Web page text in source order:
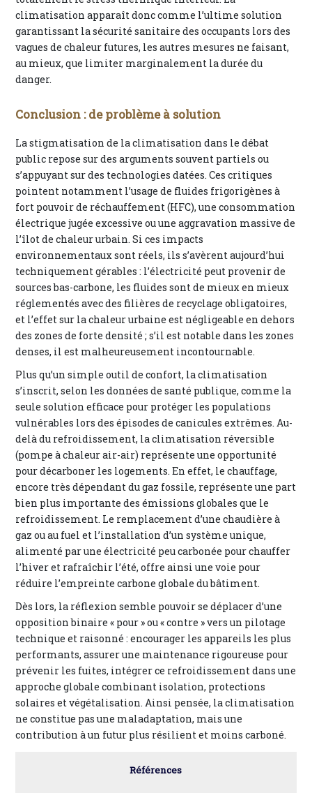
climatisation apparaît donc comme l’ultime solution
garantissant la sécurité sanitaire des occupants lors des
vagues de chaleur futures, les autres mesures ne faisant,
au mieux, que limiter marginalement la durée du
danger.
Conclusion : de problème à solution
La stigmatisation de la climatisation dans le débat
public repose sur des arguments souvent partiels ou
s’appuyant sur des technologies datées. Ces critiques
pointent notamment l’usage de fluides frigorigènes à
fort pouvoir de réchauffement (HFC), une consommation
électrique jugée excessive ou une aggravation massive de
l’îlot de chaleur urbain. Si ces impacts
environnementaux sont réels, ils s’avèrent aujourd’hui
techniquement gérables : l’électricité peut provenir de
sources bas-carbone, les fluides sont de mieux en mieux
réglementés avec des filières de recyclage obligatoires,
et l’effet sur la chaleur urbaine est négligeable en dehors
des zones de forte densité ; s’il est notable dans les zones
denses, il est malheureusement incontournable.
Plus qu’un simple outil de confort, la climatisation
s’inscrit, selon les données de santé publique, comme la
seule solution efficace pour protéger les populations
vulnérables lors des épisodes de canicules extrêmes. Au-
delà du refroidissement, la climatisation réversible
(pompe à chaleur air-air) représente une opportunité
pour décarboner les logements. En effet, le chauffage,
encore très dépendant du gaz fossile, représente une part
bien plus importante des émissions globales que le
refroidissement. Le remplacement d’une chaudière à
gaz ou au fuel et l’installation d’un système unique,
alimenté par une électricité peu carbonée pour chauffer
l’hiver et rafraîchir l’été, offre ainsi une voie pour
réduire l’empreinte carbone globale du bâtiment.
Dès lors, la réflexion semble pouvoir se déplacer d’une
opposition binaire « pour » ou « contre » vers un pilotage
technique et raisonné : encourager les appareils les plus
performants, assurer une maintenance rigoureuse pour
prévenir les fuites, intégrer ce refroidissement dans une
approche globale combinant isolation, protections
solaires et végétalisation. Ainsi pensée, la climatisation
ne constitue pas une maladaptation, mais une
contribution à un futur plus résilient et moins carboné.
Références